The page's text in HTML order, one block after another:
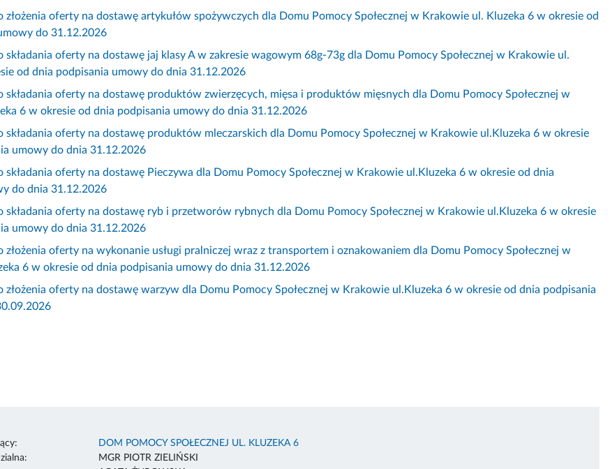
złożenia oferty na dostawę artykułów spożywczych dla Domu Pomocy Społecznej w Krakowie ul. Kluzeka 6 w okresie od
do 31.12.2026
składania oferty na dostawę jaj klasy A w zakresie wagowym 68g-73g dla Domu Pomocy Społecznej w Krakowie ul.
od dnia podpisania umowy do dnia 31.12.2026
składania oferty na dostawę produktów zwierzęcych, mięsa i produktów mięsnych dla Domu Pomocy Społecznej w
6 w okresie od dnia podpisania umowy do dnia 31.12.2026
składania oferty na dostawę produktów mleczarskich dla Domu Pomocy Społecznej w Krakowie ul.Kluzeka 6 w okresie
umowy do dnia 31.12.2026
składania oferty na dostawę Pieczywa dla Domu Pomocy Społecznej w Krakowie ul.Kluzeka 6 w okresie od dnia
do dnia 31.12.2026
składania oferty na dostawę ryb i przetworów rybnych dla Domu Pomocy Społecznej w Krakowie ul.Kluzeka 6 w okresie
umowy do dnia 31.12.2026
złożenia oferty na wykonanie usługi pralniczej wraz z transportem i oznakowaniem dla Domu Pomocy Społecznej w
6 w okresie od dnia podpisania umowy do dnia 31.12.2026
złożenia oferty na dostawę warzyw dla Domu Pomocy Społecznej w Krakowie ul.Kluzeka 6 w okresie od dnia podpisania
DOM POMOCY SPOŁECZNEJ UL. KLUZEKA 6
MGR PIOTR ZIELIŃSKI